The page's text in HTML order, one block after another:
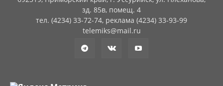
зд. 85в, помещ. 4
тел. (4234) 33-72-74, реклама (4234) 33-93-99
telemiks@mail.ru